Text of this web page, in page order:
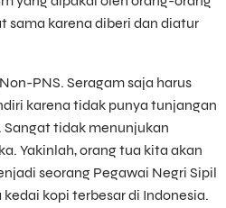
sama karena diberi dan diatur
PNS. Seragam saja harus
karena tidak punya tunjangan
tidak menunjukan
Yakinlah, orang tua kita akan
seorang Pegawai Negri Sipil
kopi terbesar di Indonesia.